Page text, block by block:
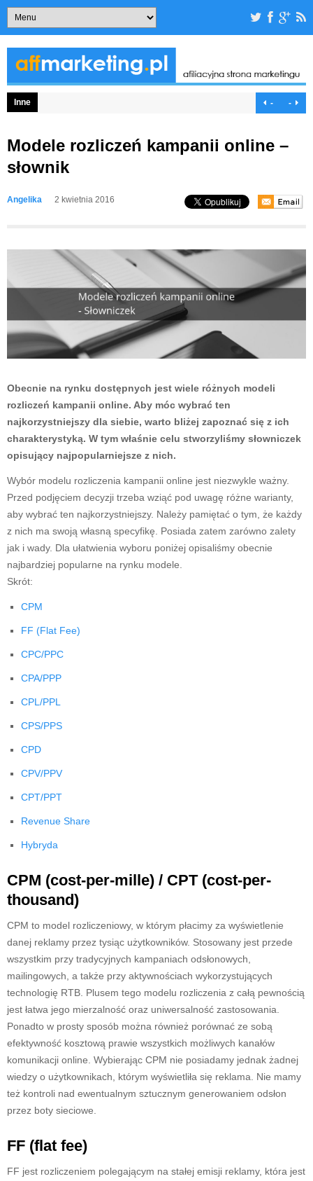
Inne - -
Modele rozliczeń kampanii online –
słownik
Angelika 2 kwietnia 2016
Obecnie na rynku dostępnych jest wiele różnych modeli
rozliczeń kampanii online. Aby móc wybrać ten
najkorzystniejszy dla siebie, warto bliżej zapoznać się z ich
charakterystyką. W tym właśnie celu stworzyliśmy słowniczek
opisujący najpopularniejsze z nich.
Wybór modelu rozliczenia kampanii online jest niezwykle ważny.
Przed podjęciem decyzji trzeba wziąć pod uwagę różne warianty,
aby wybrać ten najkorzystniejszy. Należy pamiętać o tym, że każdy
z nich ma swoją własną specyfikę. Posiada zatem zarówno zalety
jak i wady. Dla ułatwienia wyboru poniżej opisaliśmy obecnie
najbardziej popularne na rynku modele.
Skrót:
CPM
FF (Flat Fee)
CPC/PPC
CPA/PPP
CPL/PPL
CPS/PPS
CPD
CPV/PPV
CPT/PPT
Revenue Share
Hybryda
CPM (cost-per-mille) / CPT (cost-per-
thousand)
CPM to model rozliczeniowy, w którym płacimy za wyświetlenie
danej reklamy przez tysiąc użytkowników. Stosowany jest przede
wszystkim przy tradycyjnych kampaniach odsłonowych,
mailingowych, a także przy aktywnościach wykorzystujących
technologię RTB. Plusem tego modelu rozliczenia z całą pewnością
jest łatwa jego mierzalność oraz uniwersalność zastosowania.
Ponadto w prosty sposób można również porównać ze sobą
efektywność kosztową prawie wszystkich możliwych kanałów
komunikacji online. Wybierając CPM nie posiadamy jednak żadnej
wiedzy o użytkownikach, którym wyświetliła się reklama. Nie mamy
też kontroli nad ewentualnym sztucznym generowaniem odsłon
przez boty sieciowe.
FF (flat fee)
FF jest rozliczeniem polegającym na stałej emisji reklamy, która jest